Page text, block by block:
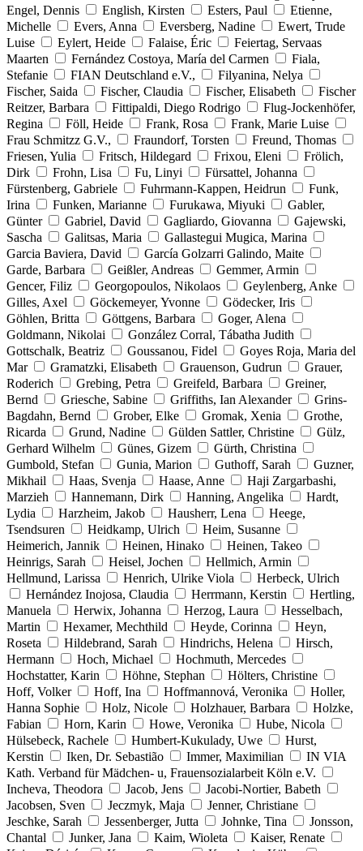
Engel, Dennis
English, Kirsten Esters, Paul
Etienne,
Michelle
Evers, Anna Eversberg, Nadine
Ewert, Trude
Luise
Eylert, Heide Falaise, Éric
Feiertag, Servaas
Maarten
Fernández Costoya, María del Carmen
Fiala,
Stefanie
FIAN Deutschland e.V.,
Filyanina, Nelya
Fischer, Saida
Fischer, Claudia Fischer, Elisabeth
Fischer
Reitzer, Barbara
Fittipaldi, Diego Rodrigo
Flug-Jockenhöfer,
Regina
Föll, Heide Frank, Rosa
Frank, Marie Luise
Frau Schmitzz G.V.,
Fraundorf, Torsten
Freund, Thomas
Friesen, Yulia
Fritsch, Hildegard Frixou, Eleni
Frölich,
Dirk
Frohn, Lisa Fu, Linyi
Fürsattel, Johanna
Fürstenberg, Gabriele
Fuhrmann-Kappen, Heidrun
Funk,
Irina
Funken, Marianne Furukawa, Miyuki
Gabler,
Günter
Gabriel, David Gagliardo, Giovanna
Gajewski,
Sascha
Galitsas, Maria
Gallastegui Mugica, Marina
Garcia Baviera, David
García Golzarri Galindo, Maite
Garde, Barbara
Geißler, Andreas
Gemmer, Armin
Gencer, Filiz
Georgopoulos, Nikolaos
Geylenberg, Anke
Gilles, Axel
Göckemeyer, Yvonne
Gödecker, Iris
Göhlen, Britta
Göttgens, Barbara
Goger, Alena
Goldmann, Nikolai
González Corral, Tábatha Judith
Gottschalk, Beatriz
Goussanou, Fidel
Goyes Roja, Maria del
Mar
Gramatzki, Elisabeth Grauenson, Gudrun
Grauer,
Roderich
Grebing, Petra Greifeld, Barbara
Greiner,
Bernd
Griesche, Sabine Griffiths, Ian Alexander
Grins-
Bagdahn, Bernd
Grober, Elke Gromak, Xenia
Grothe,
Ricarda
Grund, Nadine Gülden Sattler, Christine
Gülz,
Gerhard Wilhelm
Günes, Gizem
Gürth, Christina
Gumbold, Stefan
Gunia, Marion Guthoff, Sarah
Guzner,
Mikhail
Haas, Svenja Haase, Anne
Haji Zargarbashi,
Marzieh
Hannemann, Dirk Hanning, Angelika
Hardt,
Lydia
Harzheim, Jakob Hausherr, Lena
Heege,
Tsendsuren
Heidkamp, Ulrich
Heim, Susanne
Heimerich, Jannik
Heinen, Hinako
Heinen, Takeo
Heinrigs, Sarah
Heisel, Jochen
Hellmich, Armin
Hellmund, Larissa
Henrich, Ulrike Viola
Herbeck, Ulrich
Hernández Inojosa, Claudia
Herrmann, Kerstin
Hertling,
Manuela
Herwix, Johanna Herzog, Laura
Hesselbach,
Martin
Hexamer, Mechthild Heyde, Corinna
Heyn,
Roseta
Hildebrand, Sarah Hindrichs, Helena
Hirsch,
Hermann
Hoch, Michael
Hochmuth, Mercedes
Hochstatter, Karin
Höhne, Stephan
Hölters, Christine
Hoff, Volker
Hoff, Ina Hoffmannová, Veronika
Holler,
Hanna Sophie
Holz, Nicole Holzhauer, Barbara
Holzke,
Fabian
Horn, Karin Howe, Veronika
Hube, Nicola
Hülsebeck, Rachele
Humbert-Kukulady, Uwe
Hurst,
Kerstin
Iken, Dr. Sebastião Immer, Maximilian
IN VIA
Kath. Verband für Mädchen- u, Frauensozialarbeit Köln e.V.
Incheva, Theodora
Jacob, Jens
Jacobi-Nortier, Babeth
Jacobsen, Sven
Jeczmyk, Maja
Jenner, Christiane
Jeschke, Sarah
Jessenberger, Jutta Johnke, Tina
Jonsson,
Chantal
Junker, Jana Kaim, Wioleta
Kaiser, Renate